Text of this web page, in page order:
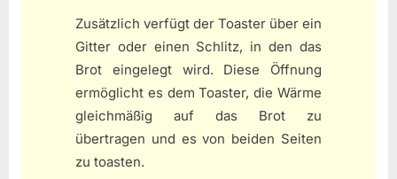
Zusätzlich verfügt der Toaster über ein
Gitter oder einen Schlitz, in den das
Brot eingelegt wird. Diese Öffnung
ermöglicht es dem Toaster, die Wärme
gleichmäßig auf das Brot zu
übertragen und es von beiden Seiten
zu toasten.